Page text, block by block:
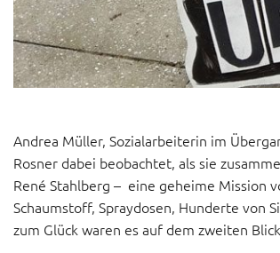
Andrea Müller, Sozialarbeiterin im
Rosner dabei beobachtet, als sie
René Stahlberg – eine geheime Mission
Schaumstoff, Spraydosen, Hunderte von
zum Glück waren es auf dem zweiten